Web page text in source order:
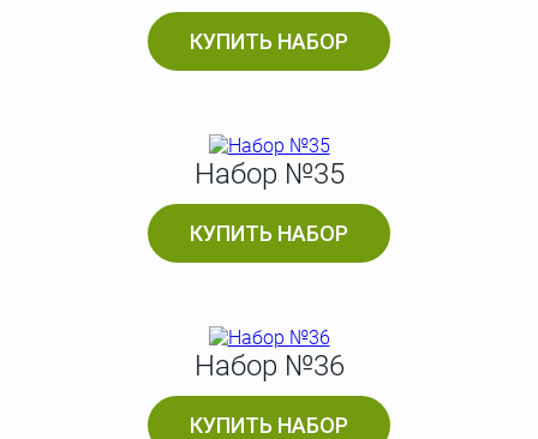
КУПИТЬ НАБОР
Набор №35
КУПИТЬ НАБОР
Набор №36
КУПИТЬ НАБОР